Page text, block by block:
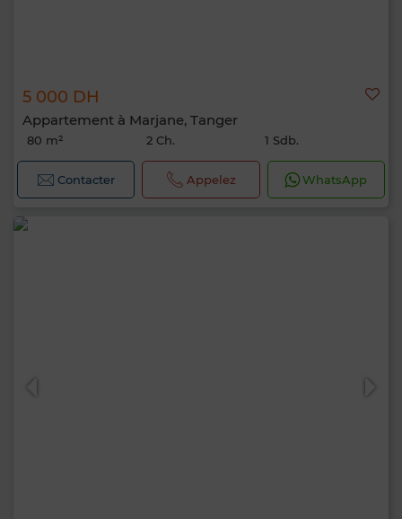
5 000 DH
Appartement à Marjane, Tanger
80 m² 2 Ch. 1 Sdb.
Contacter Appelez WhatsApp